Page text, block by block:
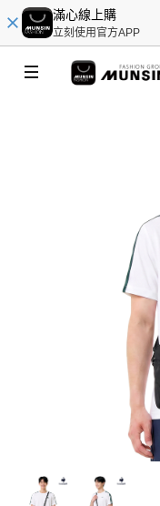
滿心線上購
立刻使用官方APP